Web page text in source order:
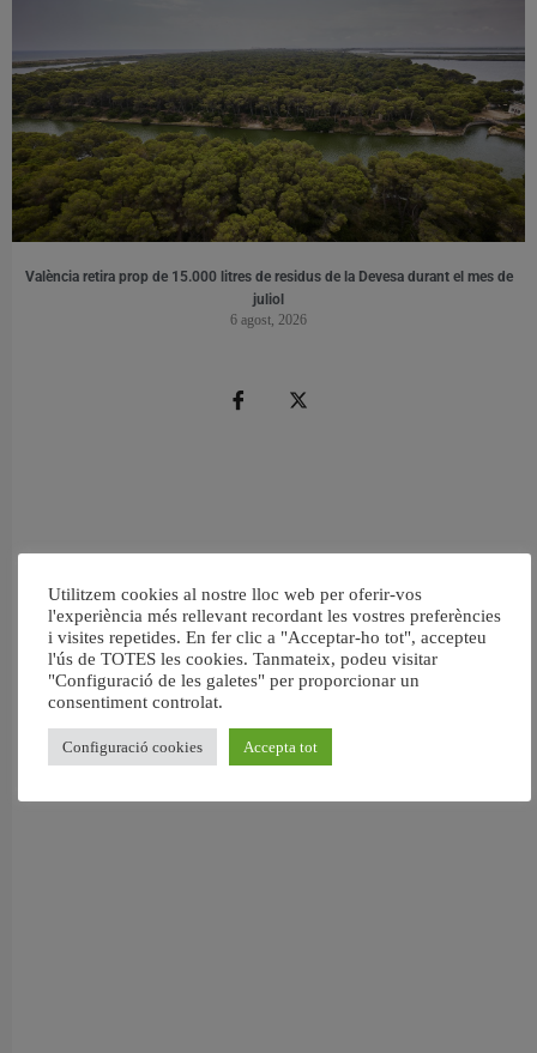
València retira prop de 15.000 litres de residus de la Devesa durant el mes de
juliol
6 agost, 2026
Utilitzem cookies al nostre lloc web per oferir-vos
l'experiència més rellevant recordant les vostres preferències
i visites repetides. En fer clic a "Acceptar-ho tot", accepteu
l'ús de TOTES les cookies. Tanmateix, podeu visitar
"Configuració de les galetes" per proporcionar un
consentiment controlat.
Configuració cookies Accepta tot